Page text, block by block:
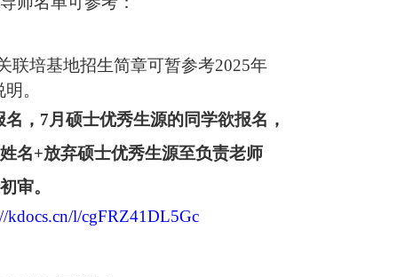
联培基地招生简章可暂参考2025年
。
， 7月硕士优秀生源的同学欲报名，
名+放弃硕士优秀生源至负责老师
审。
kdocs.cn/l/cgFRZ41DL5Gc